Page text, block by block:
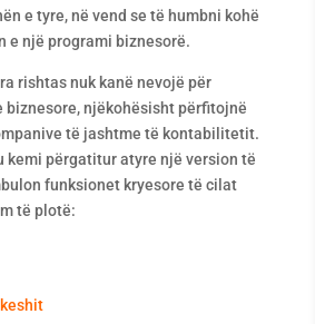
e tyre, në vend se të humbni kohë
e një programi biznesorë.
rishtas nuk kanë nevojë për
biznesore, njëkohësisht përfitojnë
të jashtme të kontabilitetit.
kemi përgatitur atyre një version të
funksionet kryesore të cilat
të plotë: